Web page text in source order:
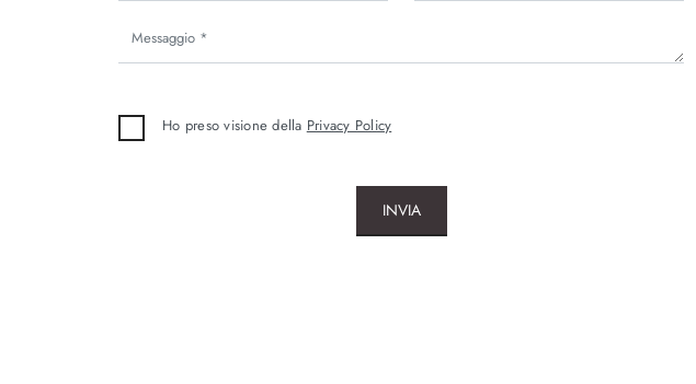
Ho preso visione della Privacy Policy
INVIA